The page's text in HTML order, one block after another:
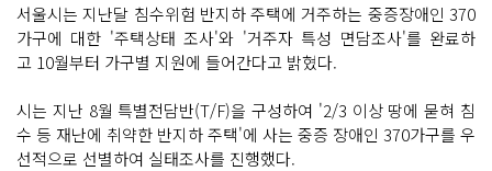
서울시는 지난달 침수위험 반지하 주택에 거주하는 중증장애인 370
가구에 대한 '주택상태 조사'와 '거주자 특성 면담조사'를 완료하
고 10월부터 가구별 지원에 들어간다고 밝혔다.
시는 지난 8월 특별전담반(T/F)을 구성하여 '2/3 이상 땅에 묻혀 침
수 등 재난에 취약한 반지하 주택'에 사는 중증 장애인 370가구를 우
선적으로 선별하여 실태조사를 진행했다.